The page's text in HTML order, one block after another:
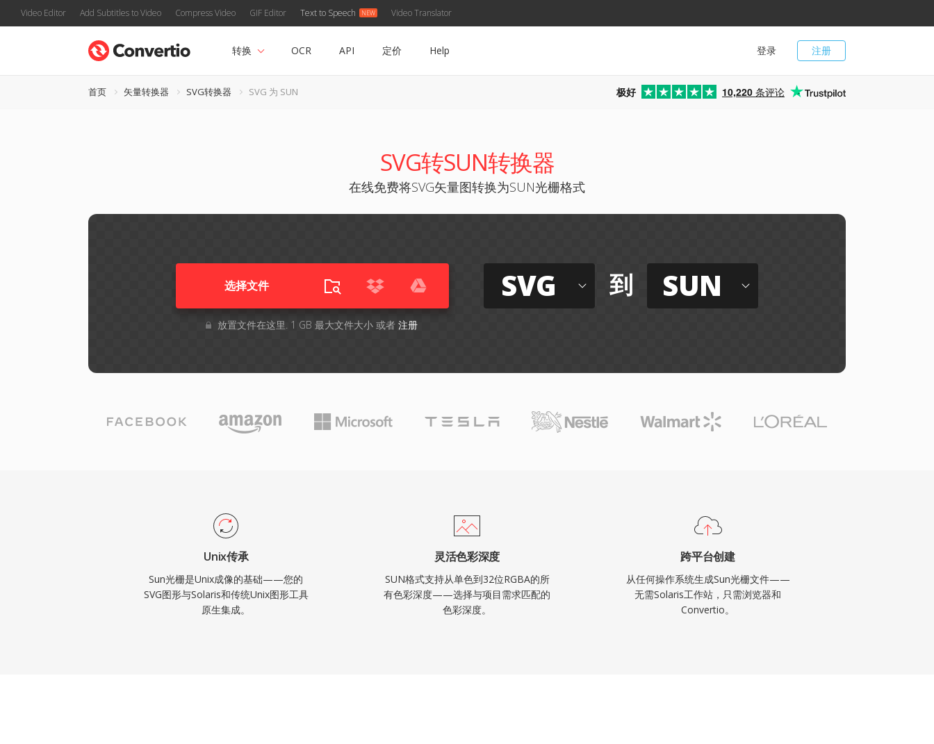
Video Editor Add Subtitles to Video Compress Video GIF Editor Text to Speech Video Translator
注册
登录
转换 OCR API 定价 Help
首页 矢量转换器 SVG转换器 SVG 为 SUN 极好 10,220 条评论
SVG转SUN转换器
在线免费将SVG矢量图转换为SUN光栅格式
选择文件
放置文件在这里. 1 GB 最大文件大小 或者 注册
SVG 到 SUN
Unix传承
Sun光栅是Unix成像的基础——您的
SVG图形与Solaris和传统Unix图形工具
原生集成。
灵活色彩深度
SUN格式支持从单色到32位RGBA的所
有色彩深度——选择与项目需求匹配的
色彩深度。
跨平台创建
从任何操作系统生成Sun光栅文件——
无需Solaris工作站，只需浏览器和
Convertio。